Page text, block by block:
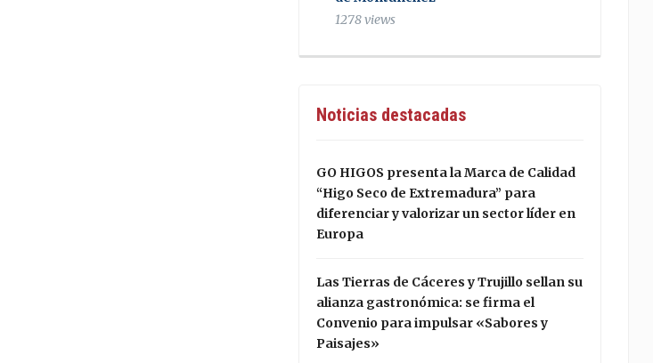
1278 views
Noticias destacadas
GO HIGOS presenta la Marca de Calidad
“Higo Seco de Extremadura” para
diferenciar y valorizar un sector líder en
Europa
Las Tierras de Cáceres y Trujillo sellan su
alianza gastronómica: se firma el
Convenio para impulsar «Sabores y
Paisajes»